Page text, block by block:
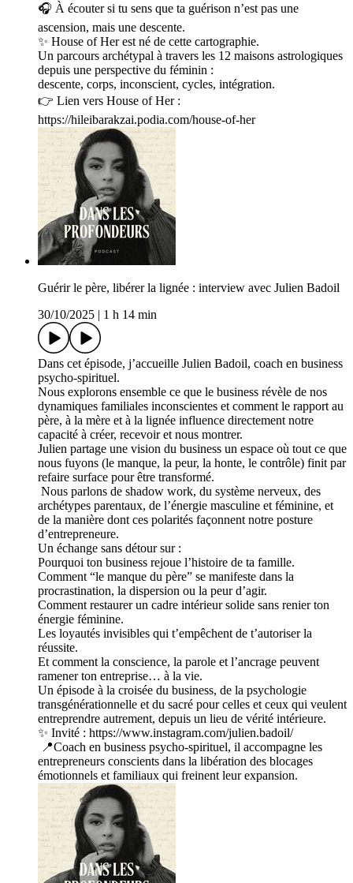
🎧 À écouter si tu sens que ta guérison n’est pas une
ascension, mais une descente.
✨ House of Her est né de cette cartographie.
Un parcours archétypal à travers les 12 maisons astrologiques
depuis une perspective du féminin :
descente, corps, inconscient, cycles, intégration.
👉 Lien vers House of Her :
https://hileibarakzai.podia.com/house-of-her
Guérir le père, libérer la lignée : interview avec Julien Badoil
30/10/2025
1 h 14 min
Dans cet épisode, j’accueille Julien Badoil, coach en business
psycho-spirituel.
Nous explorons ensemble ce que le business révèle de nos
dynamiques familiales inconscientes et comment le rapport au
père, à la mère et à la lignée influence directement notre
capacité à créer, recevoir et nous montrer.
Julien partage une vision du business un espace où tout ce que
nous fuyons (le manque, la peur, la honte, le contrôle) finit par
refaire surface pour être transformé.
Nous parlons de shadow work, du système nerveux, des
archétypes parentaux, de l’énergie masculine et féminine, et
de la manière dont ces polarités façonnent notre posture
d’entrepreneure.
Un échange sans détour sur :
Pourquoi ton business rejoue l’histoire de ta famille.
Comment “le manque du père” se manifeste dans la
procrastination, la dispersion ou la peur d’agir.
Comment restaurer un cadre intérieur solide sans renier ton
énergie féminine.
Les loyautés invisibles qui t’empêchent de t’autoriser la
réussite.
Et comment la conscience, la parole et l’ancrage peuvent
ramener ton entreprise… à la vie.
Un épisode à la croisée du business, de la psychologie
transgénérationnelle et du sacré pour celles et ceux qui veulent
entreprendre autrement, depuis un lieu de vérité intérieure.
✨ Invité : https://www.instagram.com/julien.badoil/
📍Coach en business psycho-spirituel, il accompagne les
entrepreneurs conscients dans la libération des blocages
émotionnels et familiaux qui freinent leur expansion.